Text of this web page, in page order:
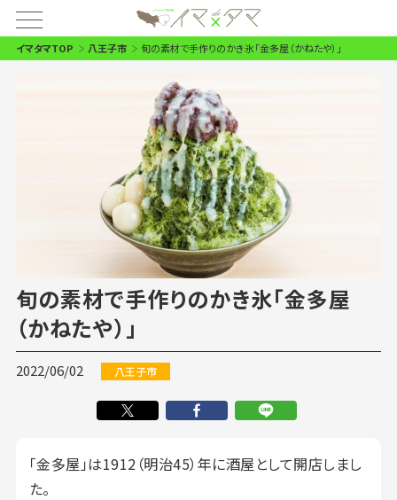
イマタマTOP 八王子市 旬の素材で手作りのかき氷「金多屋（かねたや）」
旬の素材で手作りのかき氷「金多屋
（かねたや）」
2022/06/02 八王子市
「金多屋」は1912（明治45）年に酒屋として開店しまし
た。